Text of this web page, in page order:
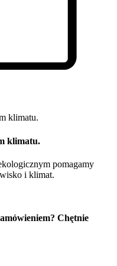
klimatu.
pomagamy
i klimat.
Chętnie